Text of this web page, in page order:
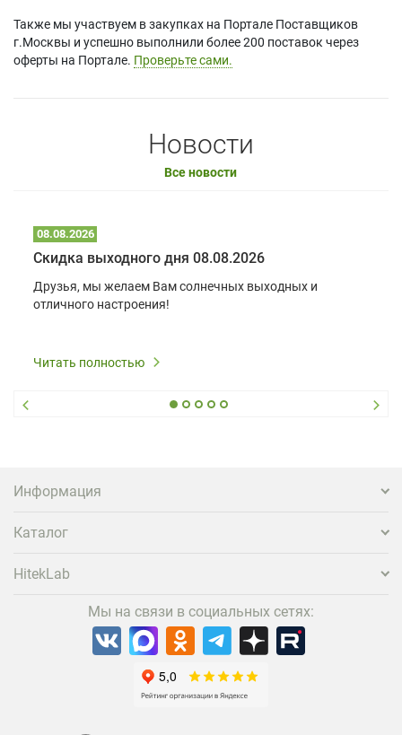
Также мы участвуем в закупках на Портале Поставщиков
г.Москвы и успешно выполнили более 200 поставок через
оферты на Портале. Проверьте сами.
Новости
Все новости
08.08.2026
Скидка выходного дня 08.08.2026
Друзья, мы желаем Вам солнечных выходных и
отличного настроения!
Читать полностью
Информация
Каталог
HitekLab
Мы на связи в социальных сетях: